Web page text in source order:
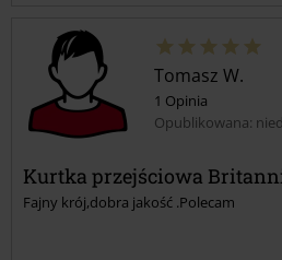
Prześlij komentarz
Tomasz W.
1 Opinia
Opublikowana:
Kurtka przejściowa
Fajny krój,dobra jakość .Polecam